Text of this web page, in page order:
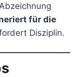
für die
Disziplin.